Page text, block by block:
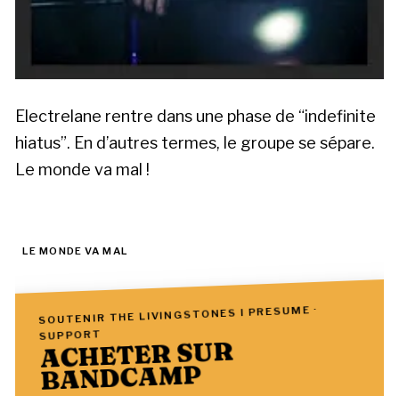
Electrelane rentre dans une phase de “indefinite
hiatus”. En d’autres termes, le groupe se sépare.
Le monde va mal !
LE MONDE VA MAL
SOUTENIR THE LIVINGSTONES I PRESUME ·
SUPPORT
ACHETER SUR
BANDCAMP